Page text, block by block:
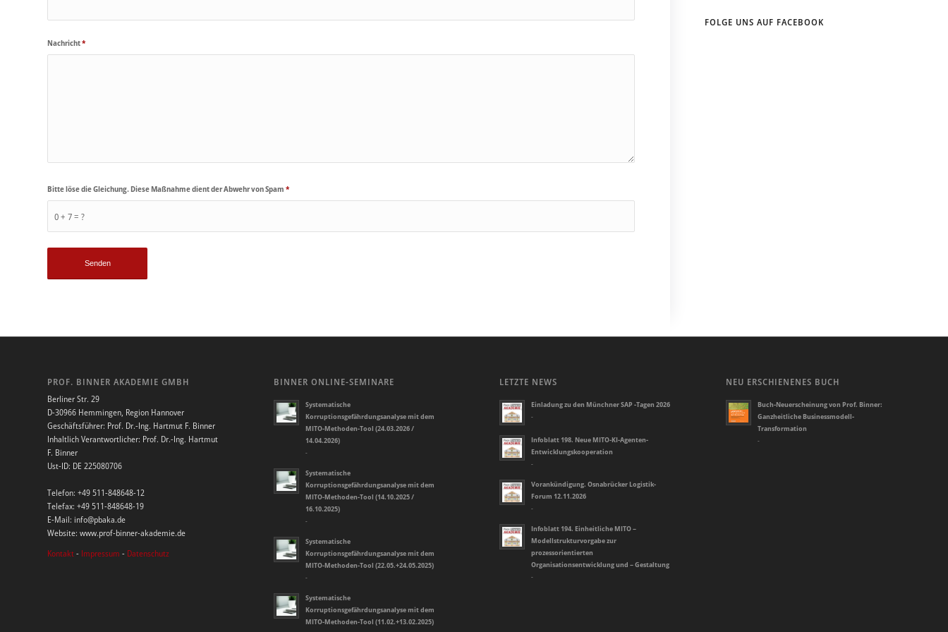
Nachricht*
0 + 7 = ?
Bitte löse die Gleichung. Diese Maßnahme dient der Abwehr von Spam *
FOLGE UNS AUF FACEBOOK
PROF. BINNER AKADEMIE GMBH
Berliner Str. 29
D-30966 Hemmingen, Region Hannover
Geschäftsführer: Prof. Dr.-Ing. Hartmut F. Binner
Inhaltlich Verantwortlicher: Prof. Dr.-Ing. Hartmut
F. Binner
Ust-ID: DE 225080706
Telefon: +49 511-848648-12
Telefax: +49 511-848648-19
E-Mail: info@pbaka.de
Website: www.prof-binner-akademie.de
Kontakt- Impressum - Datenschutz
BINNER ONLINE-SEMINARE
Systematische
Korruptionsgefährdungsanalyse mit dem
MITO-Methoden-Tool (24.03.2026 /
14.04.2026)
-
Systematische
Korruptionsgefährdungsanalyse mit dem
MITO-Methoden-Tool (14.10.2025 /
16.10.2025)
-
Systematische
Korruptionsgefährdungsanalyse mit dem
MITO-Methoden-Tool (22.05.+24.05.2025)
-
Systematische
Korruptionsgefährdungsanalyse mit dem
MITO-Methoden-Tool (11.02.+13.02.2025)
LETZTE NEWS
Einladung zu den Münchner SAP -Tagen 2026
-
Infoblatt 198. Neue MITO-KI-Agenten-
Entwicklungskooperation
-
Vorankündigung. Osnabrücker Logistik-
Forum 12.11.2026
-
Infoblatt 194. Einheitliche MITO –
Modellstrukturvorgabe zur
prozessorientierten
Organisationsentwicklung und – Gestaltung
-
NEU ERSCHIENENES BUCH
Buch-Neuerscheinung von Prof. Binner:
Ganzheitliche Businessmodell-
Transformation
-